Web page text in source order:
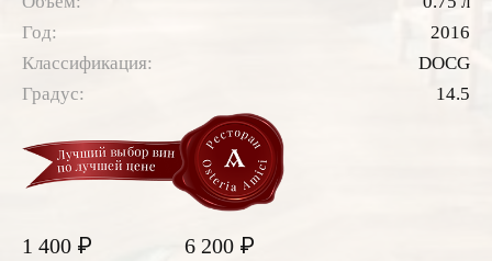
Год:
2016
Классификация:
DOCG
Градус:
14.5
1 400 ₽ 6 200 ₽